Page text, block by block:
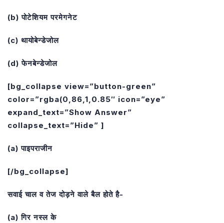
(b) पोटेशियम परमेगनेट
(c) थायोबेन्डेजोल
(d) फेनबेन्डेजोल
[bg_collapse view=”button-green”
color=”rgba(0,86,1,0.85″ icon=”eye”
expand_text=”Show Answer”
collapse_text=”Hide” ]
(a) पाइपराजीन
[/bg_collapse]
सवाई चाल व तेज दोड़ने वाले बैल होते है-
(a) गिर नस्ल के